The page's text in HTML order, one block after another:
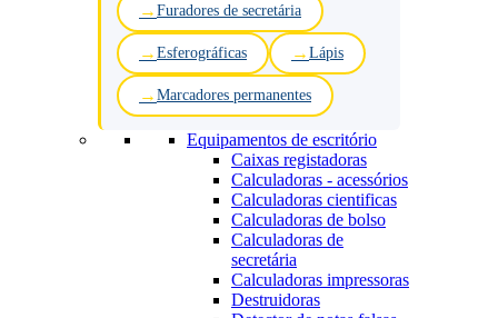
Furadores de secretária
Esferográficas Lápis
Marcadores permanentes
Equipamentos de escritório
Caixas registadoras
Calculadoras - acessórios
Calculadoras cientificas
Calculadoras de bolso
Calculadoras de
secretária
Calculadoras impressoras
Destruidoras